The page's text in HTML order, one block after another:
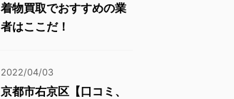
着物買取でおすすめの業
者はここだ！
2022/04/03
京都市右京区【口コミ、